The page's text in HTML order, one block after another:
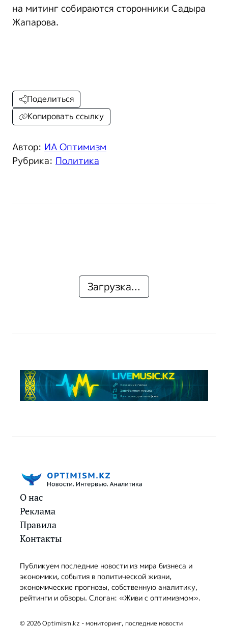
на митинг собираются сторонники Садыра
Жапарова.
Автор: ИА Оптимизм
Рубрика: Политика
Поделиться
Копировать ссылку
Загрузка...
О нас
Реклама
Правила
Контакты
Публикуем последние новости из мира бизнеса и
экономики, события в политической жизни,
экономические прогнозы, собственную аналитику,
рейтинги и обзоры. Слоган: «Живи с оптимизмом».
© 2026 Optimism.kz - мониторинг, последние новости